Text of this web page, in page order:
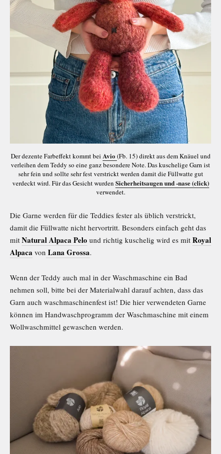
Der dezente Farbeffekt kommt bei Avio (Fb. 15) direkt aus dem Knäuel und
verleihen dem Teddy so eine ganz besondere Note. Das kuschelige Garn ist
sehr fein und sollte sehr fest verstrickt werden damit die Füllwatte gut
verdeckt wird. Für das Gesicht wurden Sicherheitsaugen und -nase (click)
verwendet.
Die Garne werden für die Teddies fester als üblich verstrickt,
damit die Füllwatte nicht hervortritt. Besonders einfach geht das
mit Natural Alpaca Pelo und richtig kuschelig wird es mit Royal
Alpaca von Lana Grossa.
Wenn der Teddy auch mal in der Waschmaschine ein Bad
nehmen soll, bitte bei der Materialwahl darauf achten, dass das
Garn auch waschmaschinenfest ist! Die hier verwendeten Garne
können im Handwaschprogramm der Waschmaschine mit einem
Wollwaschmittel gewaschen werden.